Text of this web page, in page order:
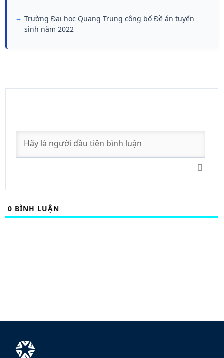
Trường Đại học Quang Trung công bố Đề án tuyển
sinh năm 2022
0 BÌNH LUẬN